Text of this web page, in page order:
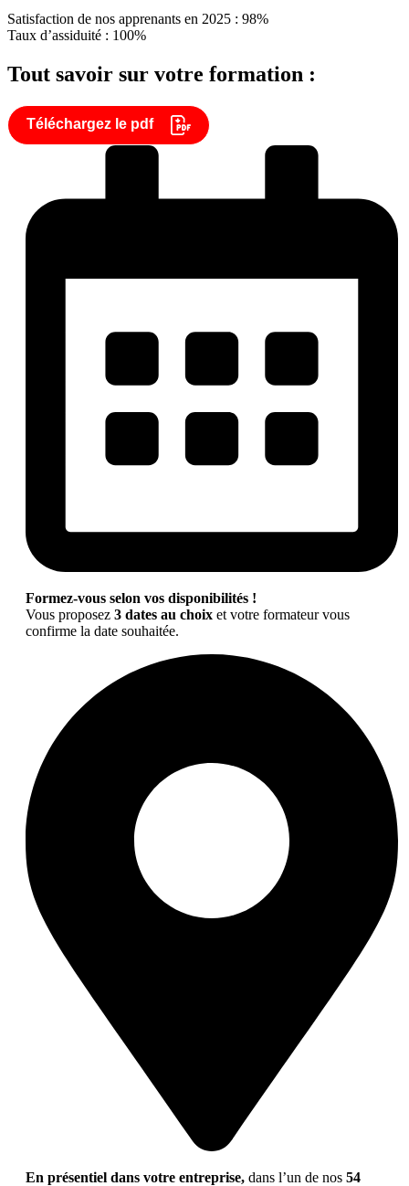
Satisfaction de nos apprenants en 2025 : 98%
Taux d’assiduité : 100%
Tout savoir sur votre formation :
Téléchargez le pdf
Formez-vous selon vos disponibilités !
Vous proposez 3 dates au choix et votre formateur vous
confirme la date souhaitée.
En présentiel dans votre entreprise, dans l’un de nos 54